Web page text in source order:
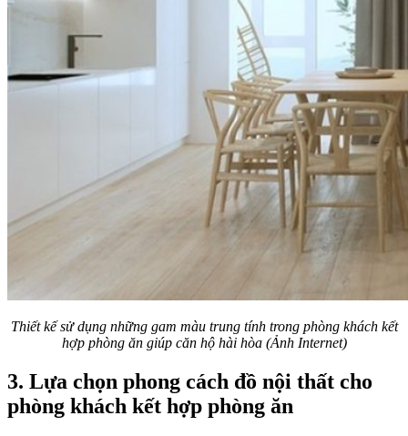
Thiết kế sử dụng những gam màu trung tính trong phòng khách kết
hợp phòng ăn giúp căn hộ hài hòa (Ảnh Internet)
3. Lựa chọn phong cách đồ nội thất cho
phòng khách kết hợp phòng ăn